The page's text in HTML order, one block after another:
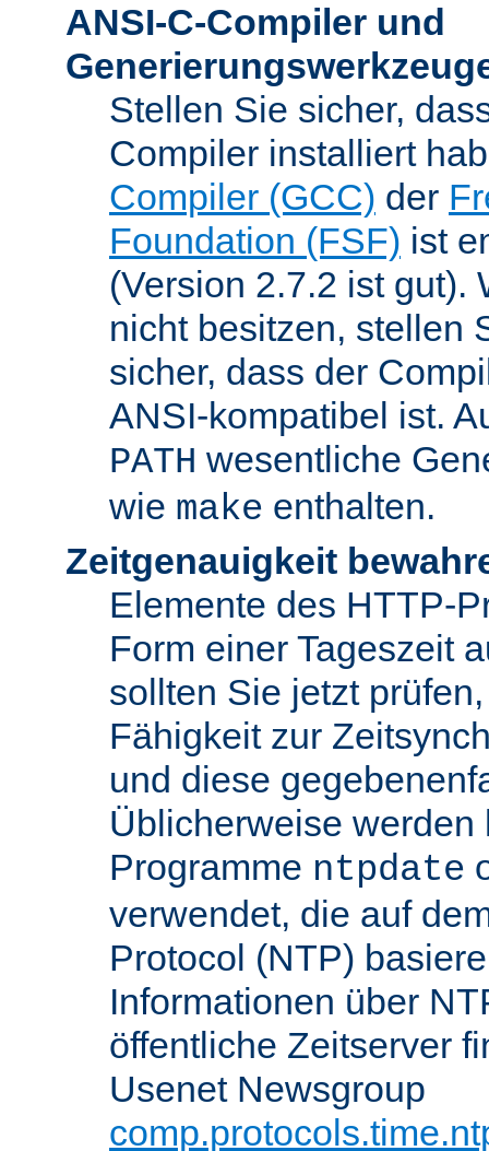
ANSI-C-Compiler und
Stellen Sie sicher,
Compiler installiert
Compiler (GCC) der
Foundation (FSF) ist
(Version 2.7.2 ist gut).
nicht besitzen, stellen
sicher, dass der
ANSI-kompatibel ist.
PATH wesentliche
wie make enthalten.
Zeitgenauigkeit
Elemente des HTTP-
Form einer Tageszeit
sollten Sie jetzt
Fähigkeit zur
und diese
Üblicherweise werden
Programme ntpdate
verwendet, die auf
Protocol (NTP)
Informationen über
öffentliche Zeitserver
Usenet Newsgroup